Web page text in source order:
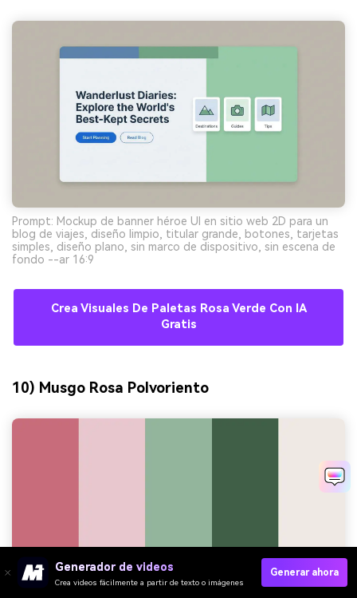
Prompt: Mockup de banner héroe UI en sitio web 2D para un
blog de viajes, diseño limpio, titular grande, botones, tarjetas
simples, diseño plano, sin marco de dispositivo, sin escena de
fondo --ar 16:9
Crea Visuales De Paletas Rosa Verde Con IA
Gratis
10) Musgo Rosa Polvoriento
Generador de videos
Crea videos fácilmente a partir de texto o imágenes
Generar ahora